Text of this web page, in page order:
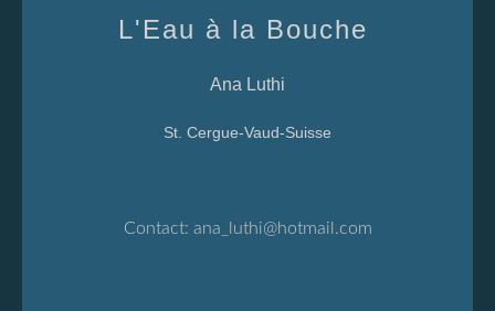
L'Eau à la Bouche
Ana Luthi
St. Cergue-Vaud-Suisse
Contact: ana_luthi@hotmail.com